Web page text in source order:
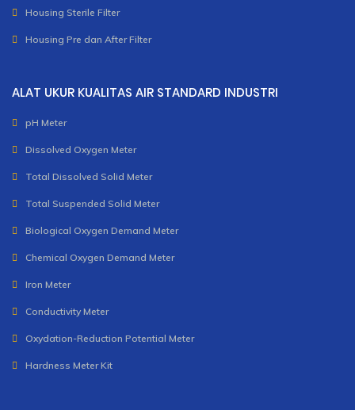
Housing Sterile Filter
Housing Pre dan After Filter
ALAT UKUR KUALITAS AIR STANDARD INDUSTRI
pH Meter
Dissolved Oxygen Meter
Total Dissolved Solid Meter
Total Suspended Solid Meter
Biological Oxygen Demand Meter
Chemical Oxygen Demand Meter
Iron Meter
Conductivity Meter
Oxydation-Reduction Potential Meter
Hardness Meter Kit